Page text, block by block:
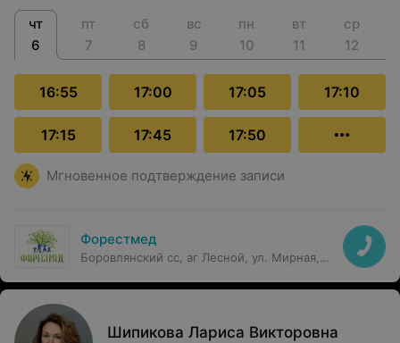
чт
6
пт
7
сб
8
вс
9
пн
10
вт
11
ср
12
16:55 17:00 17:05 17:10
17:15 17:45 17:50
Мгновенное подтверждение записи
Форестмед
Боровлянский сс, аг Лесной, ул. Мирная,
Шипикова Лариса Викторовна